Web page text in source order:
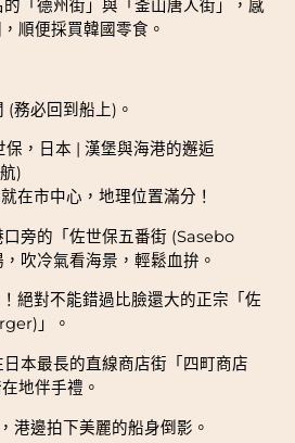
「德州街」與「釜山唐人街」，感
順便採買韓國零食。
(務必回到船上)。
保，日本 | 漢堡與海港的邂逅
)
在市中心，地理位置滿分！
口旁的「佐世保五番街 (Sasebo
吹冷氣看海景，輕鬆血拚。
絕對不能錯過比臉還大的正宗「佐
」。
本最長的直線商店街「四町商店
地伴手禮。
港邊拍下美麗的船身倒影。